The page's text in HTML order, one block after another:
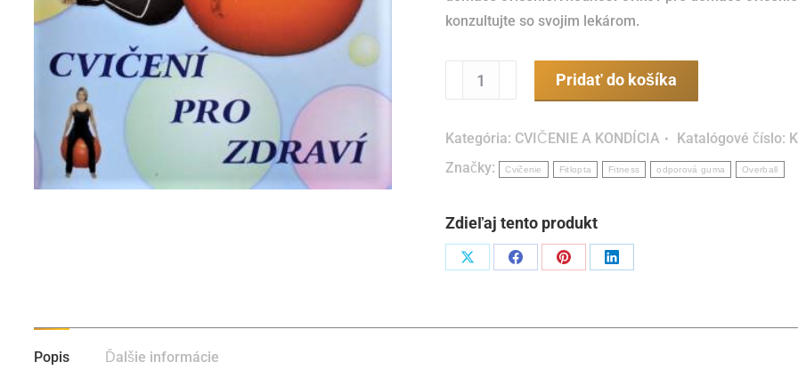
konzultujte so svojim lekárom.
množstvo
Cvičení
zdraví
(brožúrka)
Pridať do košíka
Kategória: CVIČENIE A KONDÍCIA Katalógové číslo:
Značky:
Cvičenie Fitlopta Fitness odporová guma Overball
Zdieľaj tento produkt
Podiel Podiel Podiel Podiel
Popis Ďalšie informácie